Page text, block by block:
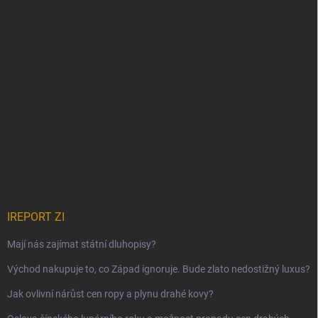
IREPORT ZI
Mají nás zajímat státní dluhopisy?
Východ nakupuje to, co Západ ignoruje. Bude zlato nedostižný luxus?
Jak ovlivní nárůst cen ropy a plynu drahé kovy?